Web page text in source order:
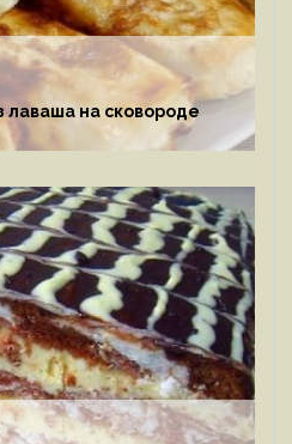
лаваша на сковороде